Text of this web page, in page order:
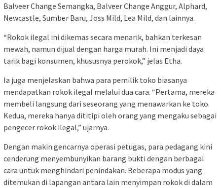
Balveer Change Semangka, Balveer Change Anggur, Alphard,
Newcastle, Sumber Baru, Joss Mild, Lea Mild, dan lainnya.
“Rokok ilegal ini dikemas secara menarik, bahkan terkesan
mewah, namun dijual dengan harga murah. Ini menjadi daya
tarik bagi konsumen, khususnya perokok,” jelas Etha.
Ia juga menjelaskan bahwa para pemilik toko biasanya
mendapatkan rokok ilegal melalui dua cara. “Pertama, mereka
membeli langsung dari seseorang yang menawarkan ke toko.
Kedua, mereka hanya dititipi oleh orang yang mengaku sebagai
pengecer rokok ilegal,” ujarnya.
Dengan makin gencarnya operasi petugas, para pedagang kini
cenderung menyembunyikan barang bukti dengan berbagai
cara untuk menghindari penindakan. Beberapa modus yang
ditemukan di lapangan antara lain menyimpan rokok di dalam